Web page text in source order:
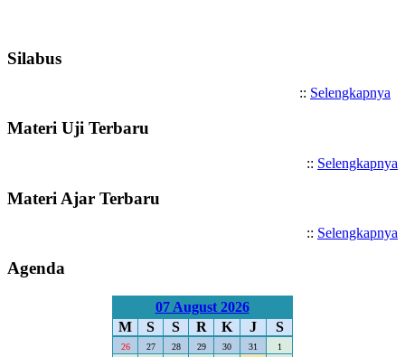
Silabus
:: Selengkapnya
Materi Uji Terbaru
:: Selengkapnya
Materi Ajar Terbaru
:: Selengkapnya
Agenda
07 August 2026
M
S S R K J S
26 27 28 29 30 31
1